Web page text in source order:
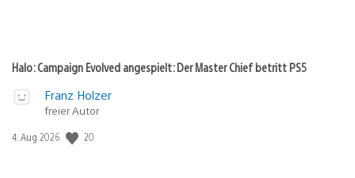
Halo: Campaign Evolved angespielt: Der Master Chief betritt PS5
Franz Holzer
freier Autor
Veröffentlichungsdatum:
4. Aug 2026 20